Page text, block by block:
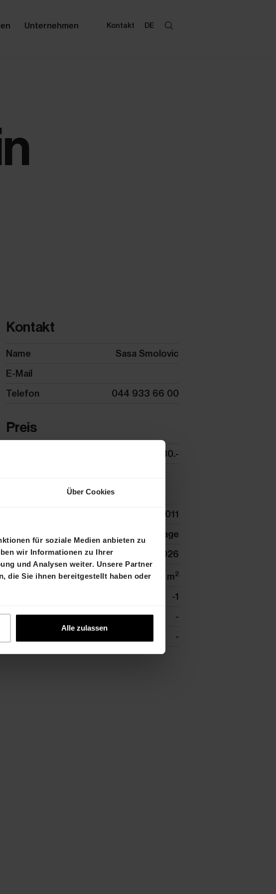
Über Cookies
für soziale Medien anbieten zu
wir Informationen zu Ihrer
und Analysen weiter. Unsere Partner
die Sie ihnen bereitgestellt haben oder
Alle zulassen
Unternehmen Kontakt DE
Kontakt
Name
Sasa Smolovic
E-Mail
Telefon
044 933 66 00
Preis
CHF 130.-
31502.315027011
Tiefgarage
Verfügbar ab
01.08.2026
Areal
0 m2
-1
Raumhöhe
-
-